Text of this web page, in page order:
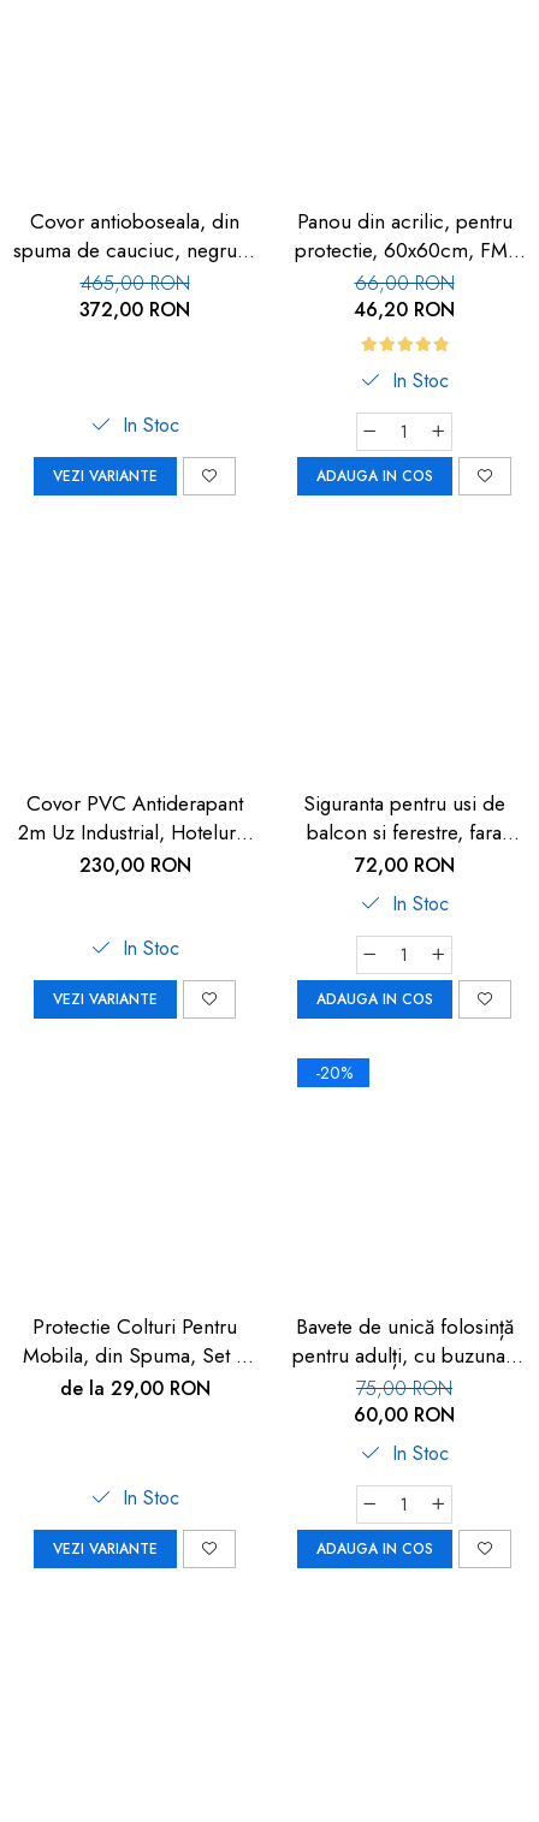
Covor antioboseala, din
spuma de cauciuc, negru, 1
buc
465,00 RON
372,00 RON
In Stoc
VEZI VARIANTE
Panou din acrilic, pentru
protectie, 60x60cm, FM-
113
66,00 RON
46,20 RON
In Stoc
ADAUGA IN COS
Covor PVC Antiderapant
2m Uz Industrial, Hoteluri |
Carboysafey
230,00 RON
In Stoc
VEZI VARIANTE
Siguranta pentru usi de
balcon si ferestre, fara
gaurire sau lipire, gri
antracit, Reer WinLock
70021
72,00 RON
In Stoc
ADAUGA IN COS
Protectie Colturi Pentru
Mobila, din Spuma, Set 4
buc
de la 29,00 RON
In Stoc
VEZI VARIANTE
-20%
Bavete de unică folosință
pentru adulți, cu buzunar,
set 50 buc, FM-108
75,00 RON
60,00 RON
In Stoc
ADAUGA IN COS